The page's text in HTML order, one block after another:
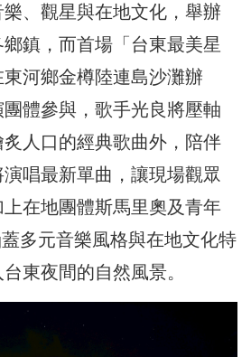
、觀星與在地文化，舉辦
鎮，而首場「台東最美星
河鄉金樽陸連島沙灘辦
體參與，歌手光良將壓軸
人口的經典歌曲外，陪伴
唱最新單曲，讓現場觀眾
在地團體斯馬里奧及青年
多元音樂風格與在地文化特
東夜間的自然風景。